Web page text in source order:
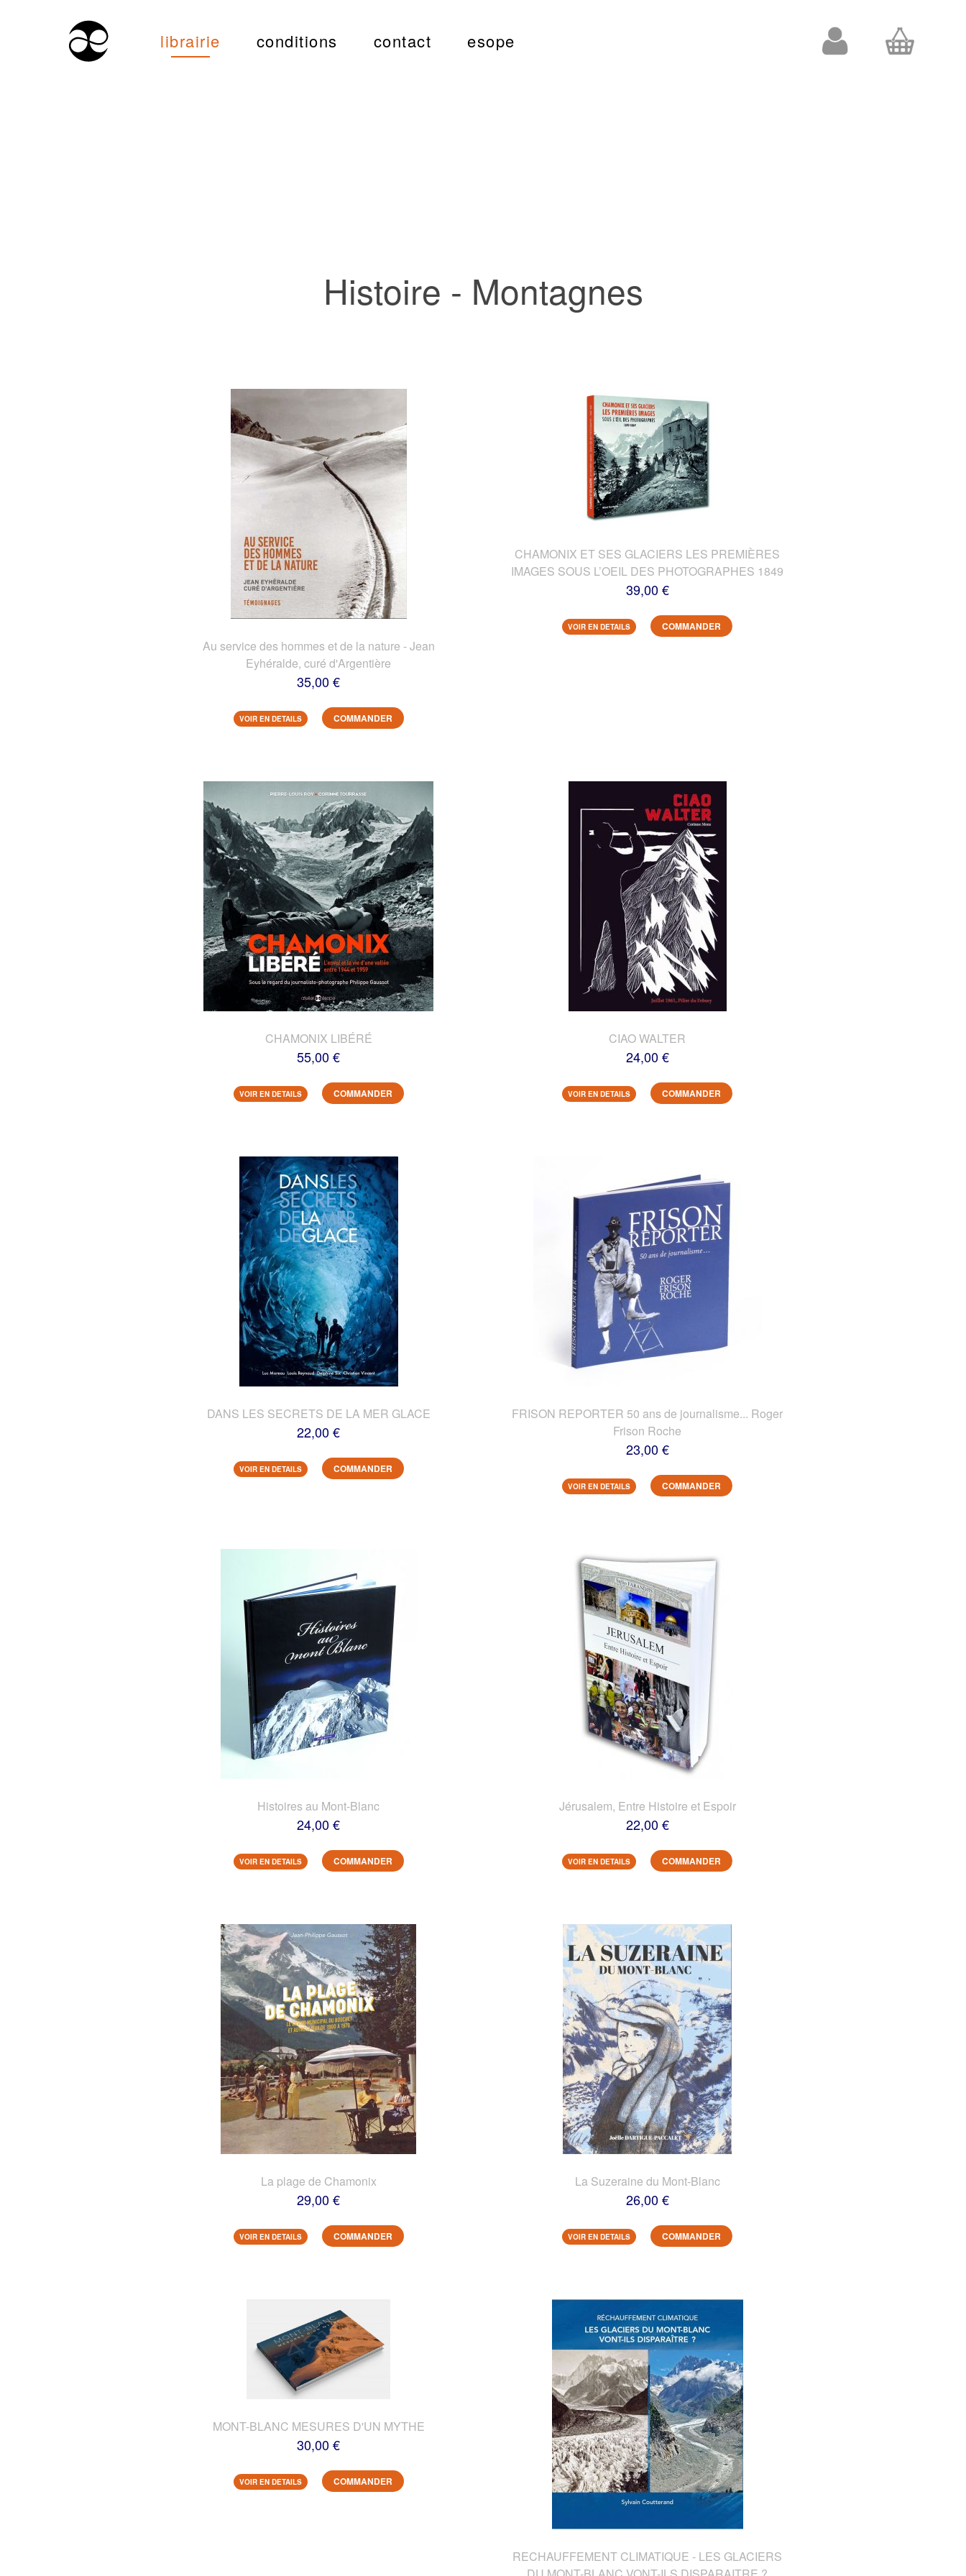
librairie conditions contact esope
Histoire - Montagnes
Au service des hommes et de la nature - Jean
Eyhéralde, curé d'Argentière
35,00 €
VOIR EN DETAILS COMMANDER
CHAMONIX ET SES GLACIERS LES PREMIÈRES
IMAGES SOUS L’OEIL DES PHOTOGRAPHES 1849
39,00 €
VOIR EN DETAILS COMMANDER
CHAMONIX LIBÉRÉ
55,00 €
VOIR EN DETAILS COMMANDER
CIAO WALTER
24,00 €
VOIR EN DETAILS COMMANDER
DANS LES SECRETS DE LA MER GLACE
22,00 €
VOIR EN DETAILS COMMANDER
FRISON REPORTER 50 ans de journalisme... Roger
Frison Roche
23,00 €
VOIR EN DETAILS COMMANDER
Histoires au Mont-Blanc
24,00 €
VOIR EN DETAILS COMMANDER
Jérusalem, Entre Histoire et Espoir
22,00 €
VOIR EN DETAILS COMMANDER
La plage de Chamonix
29,00 €
VOIR EN DETAILS COMMANDER
La Suzeraine du Mont-Blanc
26,00 €
VOIR EN DETAILS COMMANDER
MONT-BLANC MESURES D'UN MYTHE
30,00 €
VOIR EN DETAILS COMMANDER
RECHAUFFEMENT CLIMATIQUE - LES GLACIERS